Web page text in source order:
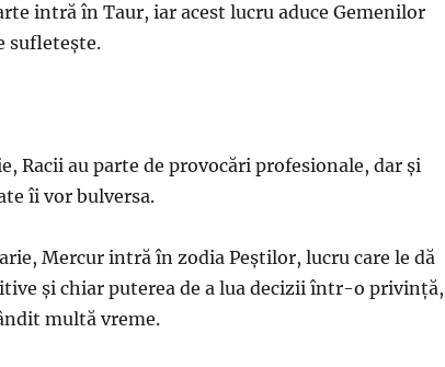
intră în Taur, iar acest lucru aduce Gemenilor
sufletește.
Racii au parte de provocări profesionale, dar și
îi vor bulversa.
Mercur intră în zodia Peștilor, lucru care le dă
și chiar puterea de a lua decizii într-o privință,
multă vreme.